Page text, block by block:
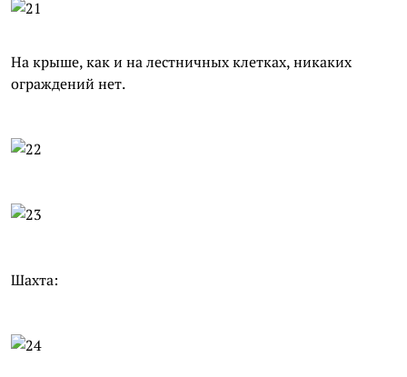
На крыше, как и на лестничных клетках, никаких
ограждений нет.
Шахта: